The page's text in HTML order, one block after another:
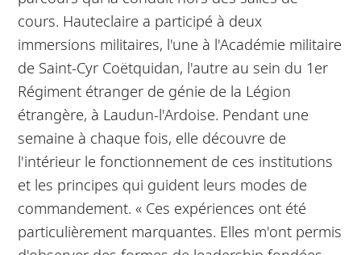
cours. Hauteclaire a participé à deux
immersions militaires, l'une à l'Académie militaire
de Saint-Cyr Coëtquidan, l'autre au sein du 1er
Régiment étranger de génie de la Légion
étrangère, à Laudun-l'Ardoise. Pendant une
semaine à chaque fois, elle découvre de
l'intérieur le fonctionnement de ces institutions
et les principes qui guident leurs modes de
commandement. « Ces expériences ont été
particulièrement marquantes. Elles m'ont permis